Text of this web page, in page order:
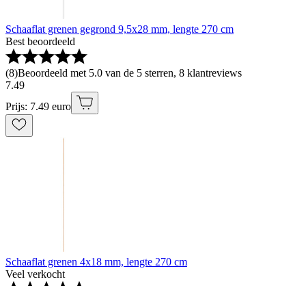
Schaaflat grenen gegrond 9,5x28 mm, lengte 270 cm
Best beoordeeld
(8)Beoordeeld met 5.0 van de 5 sterren, 8 klantreviews
7.49
Prijs: 7.49 euro
Schaaflat grenen 4x18 mm, lengte 270 cm
Veel verkocht